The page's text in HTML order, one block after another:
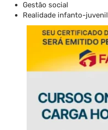
Gestão social
Realidade infanto-juvenil